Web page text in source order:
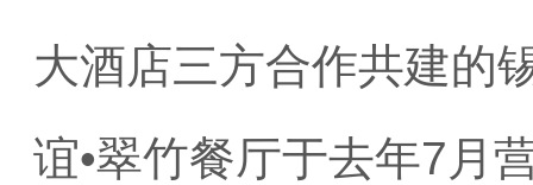
大酒店三方合作共建的
谊•翠竹餐厅于去年7月